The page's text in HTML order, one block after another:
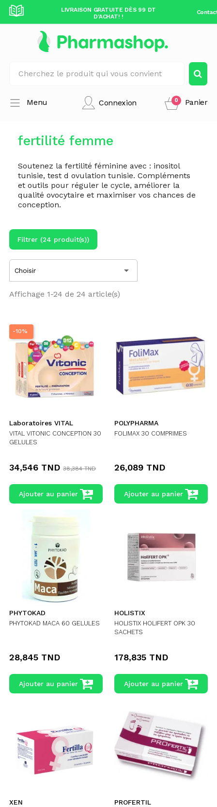
99 DT
LIVRAISON GRATUITE DÈS 99 DT
D'ACHAT! !
Connexion Panier
0
Menu
fertilité femme
Soutenez la fertilité féminine avec : inositol
tunisie, test d ovulation tunisie. Compléments
et outils pour réguler le cycle, améliorer la
qualité ovocytaire et maximiser vos chances de
conception.
Filtrer (24 produit(s))
Choisir 
Affichage 1-24 de 24 article(s)
-10%
Laboratoires VITAL
VITAL VITONIC CONCEPTION 30
GELULES
34,546 TND 38,384 TND
Ajouter au panier
POLYPHARMA
FOLIMAX 30 COMPRIMES
26,089 TND
Ajouter au panier
PHYTOKAD
PHYTOKAD MACA 60 GELULES
28,845 TND
Ajouter au panier
HOLISTIX
HOLISTIX HOLIFERT OPK 30
SACHETS
178,835 TND
Ajouter au panier
XEN PROFERTIL